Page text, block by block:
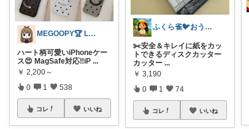
MEGOOPY🏆 LᵒᵛᵉᎽ༠ᐡ❤︎
ハート柄可愛いiPhoneケー
ス😍 MagSafe対応‼️iP ...
￥ 2,200～
0 1 538
コレ いいね
ふくら雀🐦おうちしごとラボ
✂️安全＆キレイに紙をカッ
トできるディスクカッター
カッター ...
￥ 3,190
0 1 74
コレ いいね